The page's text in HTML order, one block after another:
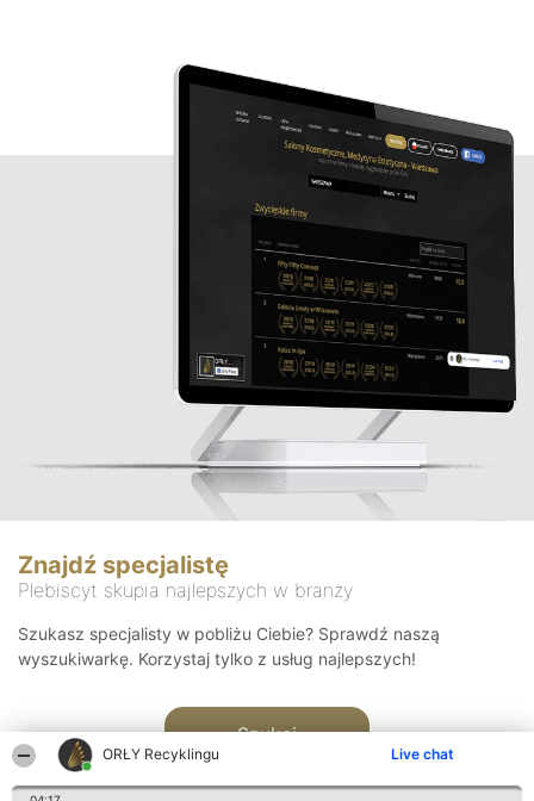
ORŁY Recyklingu Live chat
Znajdź specjalistę
Plebiscyt skupia najlepszych w branży
Szukasz specjalisty w pobliżu Ciebie? Sprawdź naszą
wyszukiwarkę. Korzystaj tylko z usług najlepszych!
Szukaj